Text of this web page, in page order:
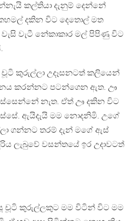
කල්තියා දැනුම් දෙන්නේ
දකින විට දෙතොල් මත
වැටී නේකාකාර මල් පිපිණු විට
කුරුල්ලා උදෑසනටත් කලියෙන්
කරන්නට පටන්ගෙන ඇත. ඌ
නැත. ඒත් ඌ දකින විට
ඇයිදැයි මම නොදනිමි. උගේ
ගන්නට තරම් දැන් මගේ ඇස්
ලැබුවේ වසන්තයේ ඉර උදාවටත්
චූටි කුරුල්ලකුට මම විටින් විට මම